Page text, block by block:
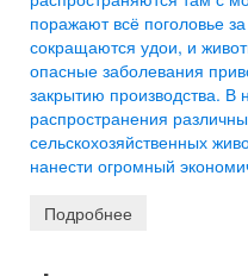
поражают всё поголовье
сокращаются удои, и
опасные заболевания
закрытию производства. В
распространения
сельскохозяйственных
нанести огромный
Подробнее